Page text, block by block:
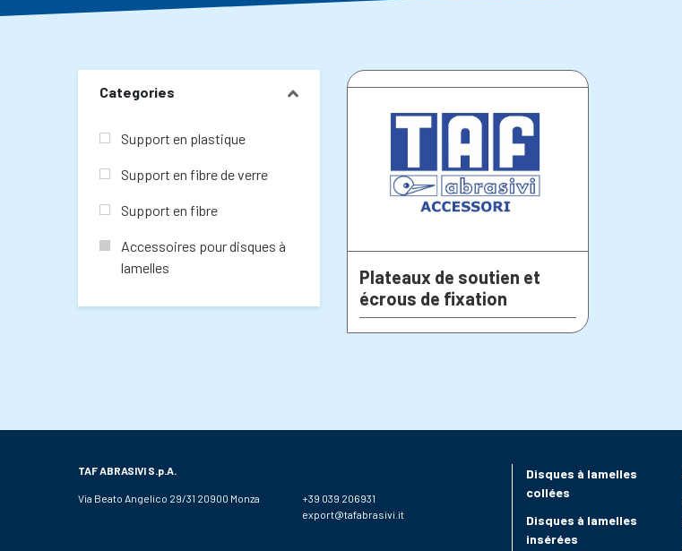
Categories
Support en plastique
Support en fibre de verre
Support en fibre
Accessoires pour disques à
lamelles
Plateaux de soutien et
écrous de fixation
TAF ABRASIVI S.p.A.
Via Beato Angelico 29/31 20900 Monza
+39 039 206931
export@tafabrasivi.it
Disques à lamelles
collées
Disques à lamelles
insérées